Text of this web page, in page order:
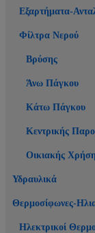
Εξαρτήματα-
Φίλτρα Νερού
Βρύσης
Άνω Πάγκου
Κάτω Πάγκου
Κεντρικής
Οικιακής
Υδραυλικά
Θερμοσίφωνες-
Ηλεκτρικοί